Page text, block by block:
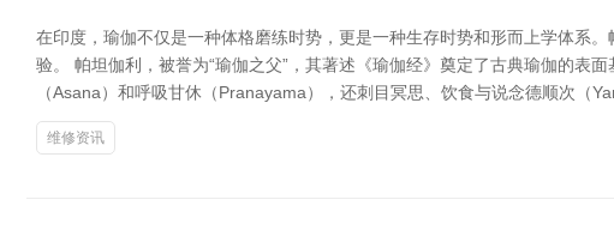
在印度，瑜伽不仅是一种体格磨练时势，更是一种生存时势和形而上学体系
验。 帕坦伽利，被誉为“瑜伽之父”，其著述《瑜伽经》奠定了古典瑜伽的表
（Asana）和呼吸甘休（Pranayama），还刺目冥思、饮食与说念德顺次（
维修资讯